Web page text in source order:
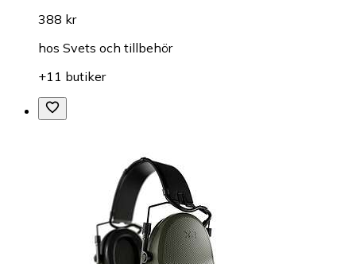
388 kr
hos Svets och tillbehör
+11 butiker